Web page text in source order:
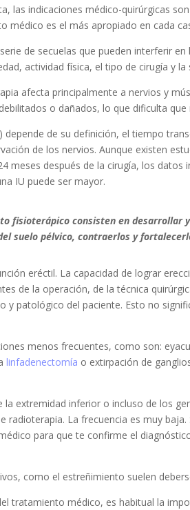
las indicaciones médico-quirúrgicas
médico es el más apropiado en cada
de secuelas que pueden interferir
actividad física, el tipo de cirugía y la
afecta principalmente a nervios y
o dañados, lo que dificulta
depende de su definición, el tiempo
de los nervios. Aunque existen
meses después de la cirugía, los datos
IU puede ser mayor.
fisioterápico consisten en desarrollar
suelo pélvico, contraerlos y
eréctil. La capacidad de lograr
de la operación, de la técnica
y patológico del paciente. Esto no
menos frecuentes, como son:
linfadenectomía o extirpación de
extremidad inferior o incluso de los
radioterapia. La frecuencia es muy
para que te confirme el
como el estreñimiento suelen
tratamiento médico, es habitual la